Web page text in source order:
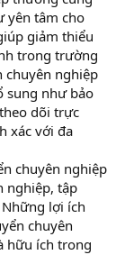
yên tâm cho
giảm thiểu
trong trường
chuyên nghiệp
sung như bảo
dõi trực
xác với đa
chuyên nghiệp
nghiệp, tập
lợi ích
chuyên
hữu ích trong